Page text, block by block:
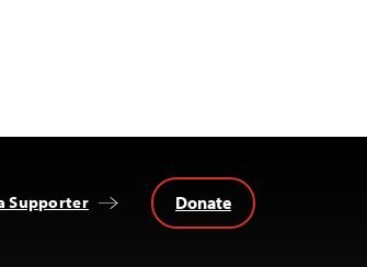
Supporter Donate